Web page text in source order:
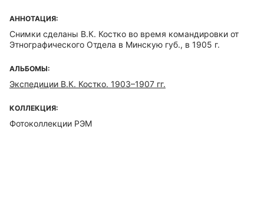
АННОТАЦИЯ:
Снимки сделаны В.К. Костко во время командировки от
Этнографического Отдела в Минскую губ., в 1905 г.
АЛЬБОМЫ:
Экспедиции В.К. Костко. 1903–1907 гг.
КОЛЛЕКЦИЯ:
Фотоколлекции РЭМ